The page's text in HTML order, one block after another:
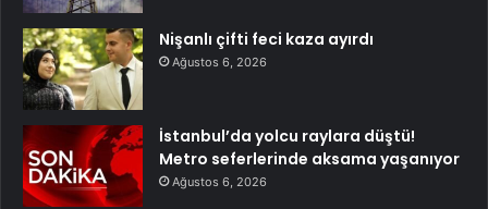
Nişanlı çifti feci kaza ayırdı
Ağustos 6, 2026
İstanbul’da yolcu raylara düştü!
Metro seferlerinde aksama yaşanıyor
Ağustos 6, 2026